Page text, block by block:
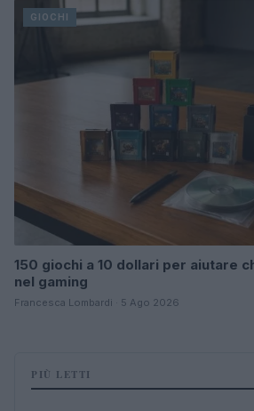
GIOCHI
150 giochi a 10 dollari per aiutare
nel gaming
Francesca Lombardi · 5 Ago 2026
PIÙ LETTI